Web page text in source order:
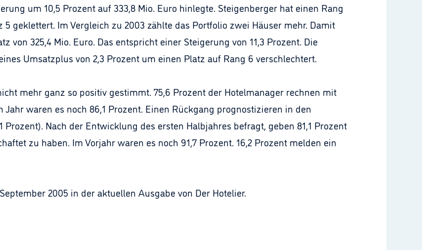
um 10,5 Prozent auf 333,8 Mio. Euro hinlegte. Steigenberger hat einen Rang
geklettert. Im Vergleich zu 2003 zählte das Portfolio zwei Häuser mehr. Damit
von 325,4 Mio. Euro. Das entspricht einer Steigerung von 11,3 Prozent. Die
Umsatzplus von 2,3 Prozent um einen Platz auf Rang 6 verschlechtert.
mehr ganz so positiv gestimmt. 75,6 Prozent der Hotelmanager rechnen mit
waren es noch 86,1 Prozent. Einen Rückgang prognostizieren in den
Prozent). Nach der Entwicklung des ersten Halbjahres befragt, geben 81,1 Prozent
zu haben. Im Vorjahr waren es noch 91,7 Prozent. 16,2 Prozent melden ein
2005 in der aktuellen Ausgabe von Der Hotelier.